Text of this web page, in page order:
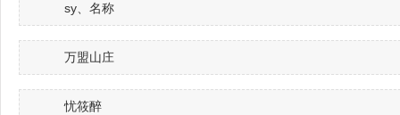
sy、名称
万盟山庄
忧筱醉